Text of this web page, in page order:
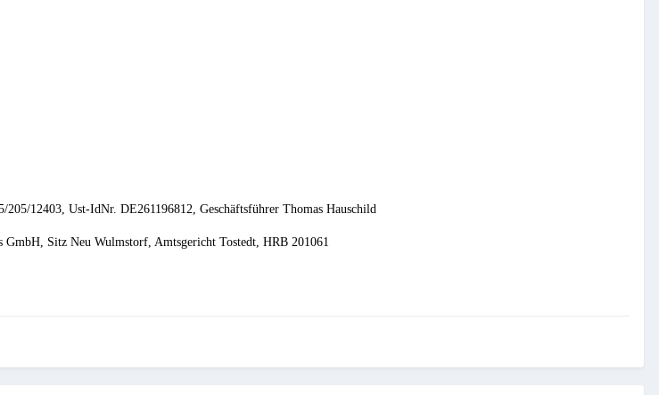
12403, Ust-IdNr. DE261196812, Geschäftsführer Thomas Hauschild
GmbH, Sitz Neu Wulmstorf, Amtsgericht Tostedt, HRB 201061